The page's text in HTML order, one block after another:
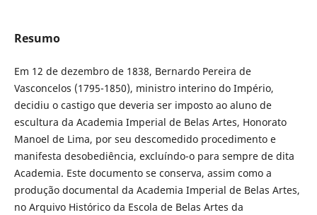
Resumo
Em 12 de dezembro de 1838, Bernardo Pereira de
Vasconcelos (1795-1850), ministro interino do Império,
decidiu o castigo que deveria ser imposto ao aluno de
escultura da Academia Imperial de Belas Artes, Honorato
Manoel de Lima, por seu descomedido procedimento e
manifesta desobediência, excluíndo-o para sempre de dita
Academia. Este documento se conserva, assim como a
produção documental da Academia Imperial de Belas Artes,
no Arquivo Histórico da Escola de Belas Artes da